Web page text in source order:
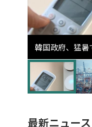
韓国政府、猛暑
高更新の可能
検
最新ニュース